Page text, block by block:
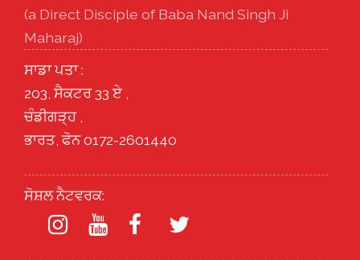
(a Direct Disciple of Baba Nand Singh Ji
Maharaj)
ਸਾਡਾ ਪਤਾ :
203, ਸੈਕਟਰ 33 ਏ ,
ਚੰਡੀਗੜ੍ਹ ,
ਭਾਰਤ, ਫੋਨ 0172-2601440
ਸੋਸ਼ਲ ਨੈਟਵਰਕ: